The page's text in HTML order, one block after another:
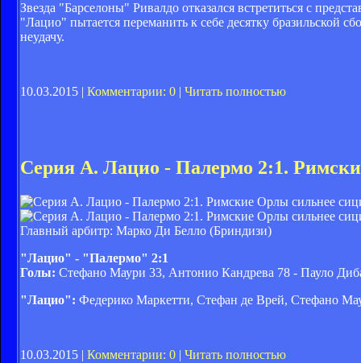
Звезда "Барселоны" Ривалдо отказался встретиться с
"Лацио" пытается переманить к себе десятку бразильской
неудачу.
10.03.2015 | Комментарии: 0 | Читать полностью
Серия А. Лацио - Палермо 2:1.
Главный арбитр: Марко Ди Белло (Бриндизи)
"Лацио" - "Палермо" 2:1
Голы: Стефано Маури 33, Антонио Кандрева 78 - Пауло
"Лацио": Федерико Маркетти, Стефан де Врей, Стефано
10.03.2015 | Комментарии: 0 | Читать полностью